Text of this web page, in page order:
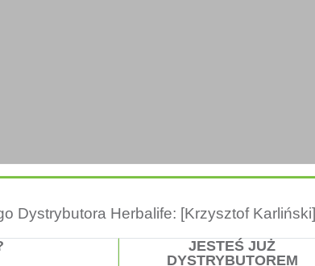
Dystrybutora Herbalife: [Krzysztof Karliński]
JESTEŚ JUŻ
DYSTRYBUTOREM